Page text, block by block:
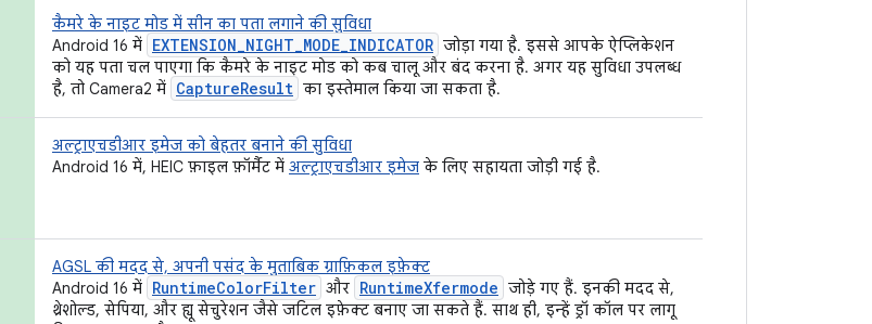
कैमरे के नाइट मोड में सीन का पता लगाने की सुविधा
Android 16 में EXTENSION_NIGHT_MODE_INDICATOR जोड़ा गया है. इससे आपके ऐप्लिकेशन
को यह पता चल पाएगा कि कैमरे के नाइट मोड को कब चालू और बंद करना है. अगर यह सुविधा उपलब्ध
है, तो Camera2 में CaptureResult का इस्तेमाल किया जा सकता है.
अल्ट्राएचडीआर इमेज को बेहतर बनाने की सुविधा
Android 16 में, HEIC फ़ाइल फ़ॉर्मैट में अल्ट्राएचडीआर इमेज के लिए सहायता जोड़ी गई है.
AGSL की मदद से, अपनी पसंद के मुताबिक ग्राफ़िकल इफ़ेक्ट
Android 16 में RuntimeColorFilter और RuntimeXfermode जोड़े गए हैं. इनकी मदद से,
थ्रेशोल्ड, सेपिया, और ह्यू सेचुरेशन जैसे जटिल इफ़ेक्ट बनाए जा सकते हैं. साथ ही, इन्हें ड्रॉ कॉल पर लागू